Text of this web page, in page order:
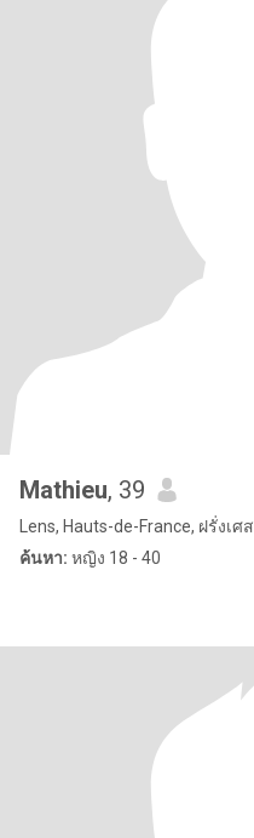
Mathieu, 39
Lens, Hauts-de-France, ฝรั่งเศส
ค้นหา: หญิง 18 - 40